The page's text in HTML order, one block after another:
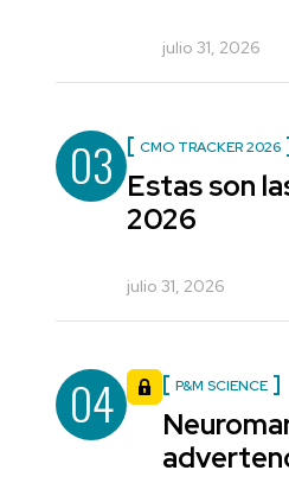
julio 31, 2026
03 CMO TRACKER 2026
Estas son
2026
julio 31, 2026
04 P&M SCIENCE